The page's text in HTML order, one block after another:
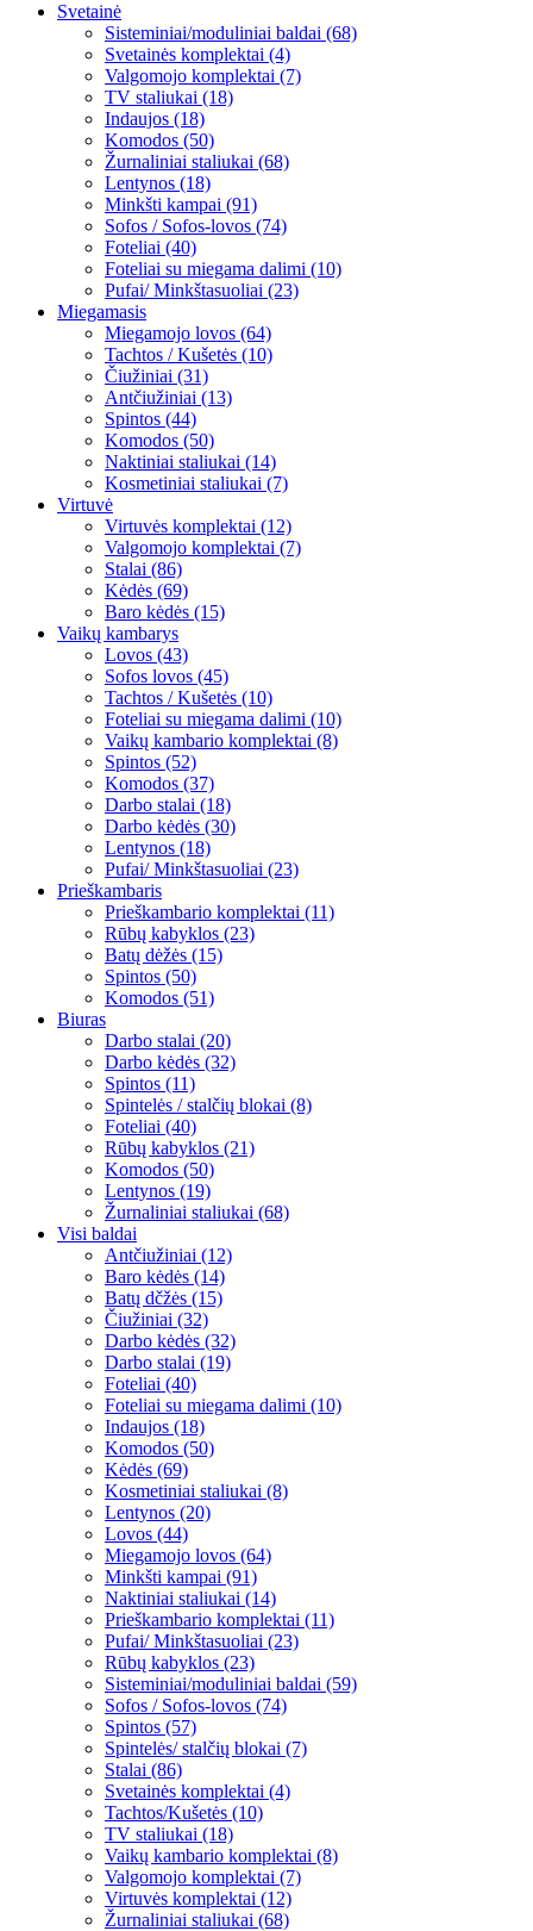
Svetainė
Sisteminiai/moduliniai baldai (68)
Svetainės komplektai (4)
Valgomojo komplektai (7)
TV staliukai (18)
Indaujos (18)
Komodos (50)
Žurnaliniai staliukai (68)
Lentynos (18)
Minkšti kampai (91)
Sofos / Sofos-lovos (74)
Foteliai (40)
Foteliai su miegama dalimi (10)
Pufai/ Minkštasuoliai (23)
Miegamasis
Miegamojo lovos (64)
Tachtos / Kušetės (10)
Čiužiniai (31)
Antčiužiniai (13)
Spintos (44)
Komodos (50)
Naktiniai staliukai (14)
Kosmetiniai staliukai (7)
Virtuvė
Virtuvės komplektai (12)
Valgomojo komplektai (7)
Stalai (86)
Kėdės (69)
Baro kėdės (15)
Vaikų kambarys
Lovos (43)
Sofos lovos (45)
Tachtos / Kušetės (10)
Foteliai su miegama dalimi (10)
Vaikų kambario komplektai (8)
Spintos (52)
Komodos (37)
Darbo stalai (18)
Darbo kėdės (30)
Lentynos (18)
Pufai/ Minkštasuoliai (23)
Prieškambaris
Prieškambario komplektai (11)
Rūbų kabyklos (23)
Batų dėžės (15)
Spintos (50)
Komodos (51)
Biuras
Darbo stalai (20)
Darbo kėdės (32)
Spintos (11)
Spintelės / stalčių blokai (8)
Foteliai (40)
Rūbų kabyklos (21)
Komodos (50)
Lentynos (19)
Žurnaliniai staliukai (68)
Visi baldai
Antčiužiniai (12)
Baro kėdės (14)
Batų dčžės (15)
Čiužiniai (32)
Darbo kėdės (32)
Darbo stalai (19)
Foteliai (40)
Foteliai su miegama dalimi (10)
Indaujos (18)
Komodos (50)
Kėdės (69)
Kosmetiniai staliukai (8)
Lentynos (20)
Lovos (44)
Miegamojo lovos (64)
Minkšti kampai (91)
Naktiniai staliukai (14)
Prieškambario komplektai (11)
Pufai/ Minkštasuoliai (23)
Rūbų kabyklos (23)
Sisteminiai/moduliniai baldai (59)
Sofos / Sofos-lovos (74)
Spintos (57)
Spintelės/ stalčių blokai (7)
Stalai (86)
Svetainės komplektai (4)
Tachtos/Kušetės (10)
TV staliukai (18)
Vaikų kambario komplektai (8)
Valgomojo komplektai (7)
Virtuvės komplektai (12)
Žurnaliniai staliukai (68)